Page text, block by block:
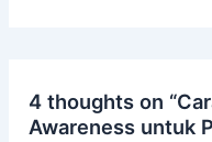
4 thoughts on
Awareness untuk